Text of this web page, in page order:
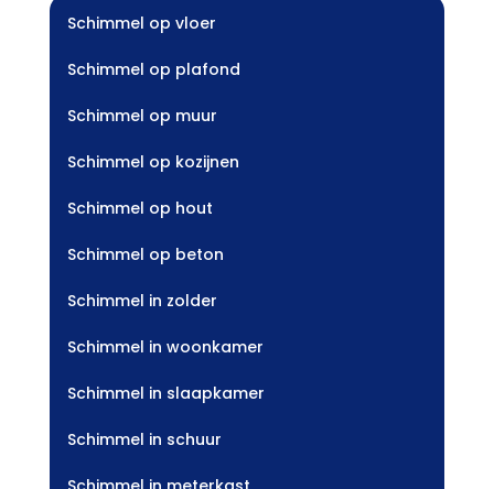
Schimmel op vloer
Schimmel op plafond
Schimmel op muur
Schimmel op kozijnen
Schimmel op hout
Schimmel op beton
Schimmel in zolder
Schimmel in woonkamer
Schimmel in slaapkamer
Schimmel in schuur